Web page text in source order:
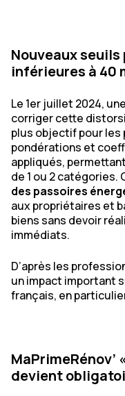
Nouveaux
inférieures à 40
Le 1er juillet 2024,
corriger cette
plus objectif pour
pondérations et
appliqués,
de 1 ou 2 catégories.
des passoires
aux propriétaires et
biens sans devoir
immédiats.
D’après les
un impact important
français, en
MaPrimeRénov’
devient